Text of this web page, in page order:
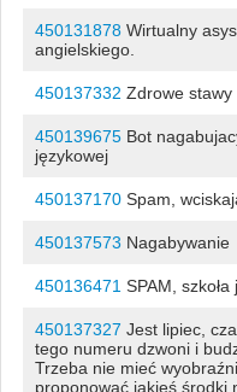
450131878Wirtualny
angielskiego.
450137332 Zdrowe stawy
450139675Bot
językowej
450137170Spam,
450137573 Nagabywanie
450136471 SPAM, szkoła
450137327 Jest lipiec,
tego numeru dzwoni i
Trzeba nie mieć
proponować jakieś środki